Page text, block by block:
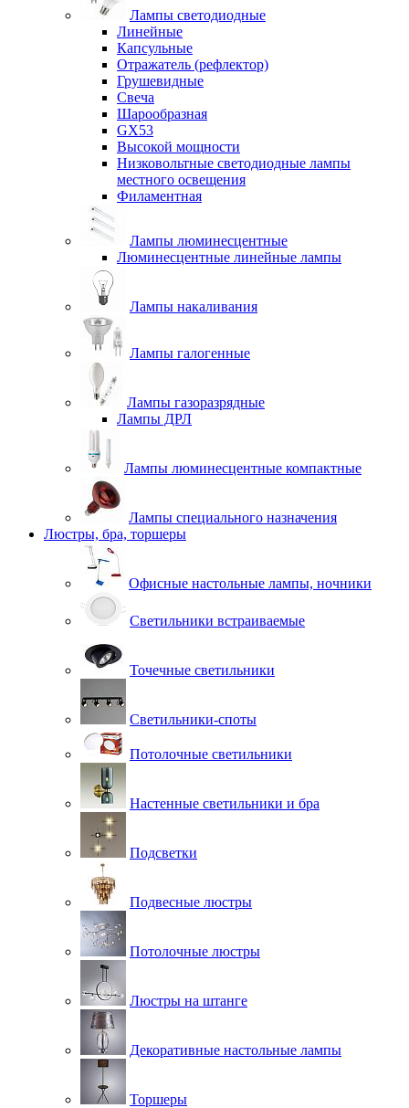
Лампы светодиодные
Линейные
Капсульные
Отражатель (рефлектор)
Грушевидные
Свеча
Шарообразная
GX53
Высокой мощности
Низковольтные светодиодные лампы
местного освещения
Филаментная
Лампы люминесцентные
Люминесцентные линейные лампы
Лампы накаливания
Лампы галогенные
Лампы газоразрядные
Лампы ДРЛ
Лампы люминесцентные компактные
Лампы специального назначения
Люстры, бра, торшеры
Офисные настольные лампы, ночники
Светильники встраиваемые
Точечные светильники
Светильники-споты
Потолочные светильники
Настенные светильники и бра
Подсветки
Подвесные люстры
Потолочные люстры
Люстры на штанге
Декоративные настольные лампы
Торшеры